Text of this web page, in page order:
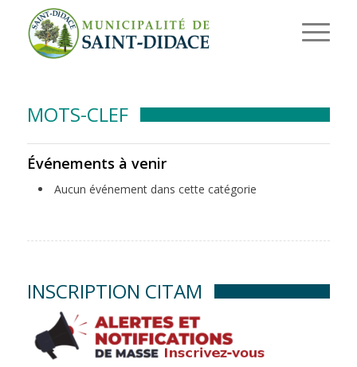
MOTS-CLEF
Événements à venir
Aucun événement dans cette catégorie
INSCRIPTION CITAM